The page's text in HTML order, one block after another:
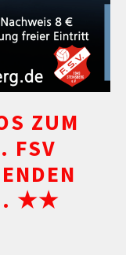
ZUM
FSV
★★